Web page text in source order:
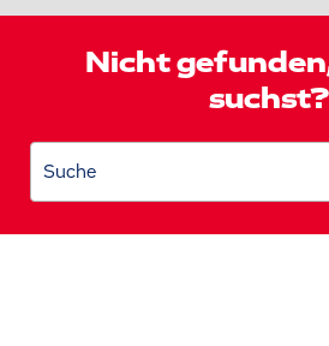
Nicht
suchst?
Suche